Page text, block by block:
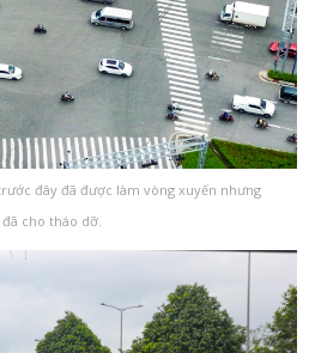
đây đã được làm vòng xuyến nhưng
cho tháo dỡ.